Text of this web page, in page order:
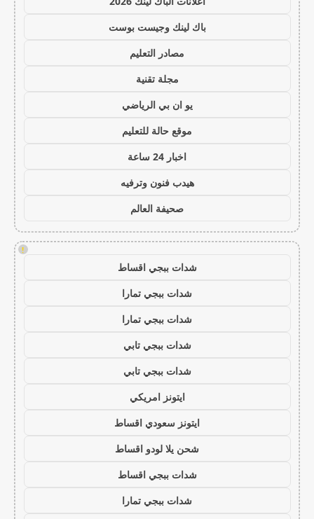
باك لينك وجيست بوست
مصادر التعليم
مجلة تقنية
يو ان بي الرياضي
موقع حالة للتعليم
اخبار 24 ساعة
هيدب فنون وترفيه
صحيفة العالم
!
شدات ببجي اقساط
شدات ببجي تمارا
شدات ببجي تمارا
شدات ببجي تابي
شدات ببجي تابي
ايتونز امريكي
ايتونز سعودي اقساط
شحن يلا لودو اقساط
شدات ببجي اقساط
شدات ببجي تمارا